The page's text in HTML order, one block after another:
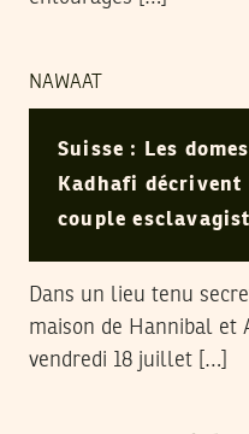
NAWAAT
Suisse : Les
Kadhafi décrivent
couple
Dans un lieu tenu
maison de Hannibal et
vendredi 18 juillet […]